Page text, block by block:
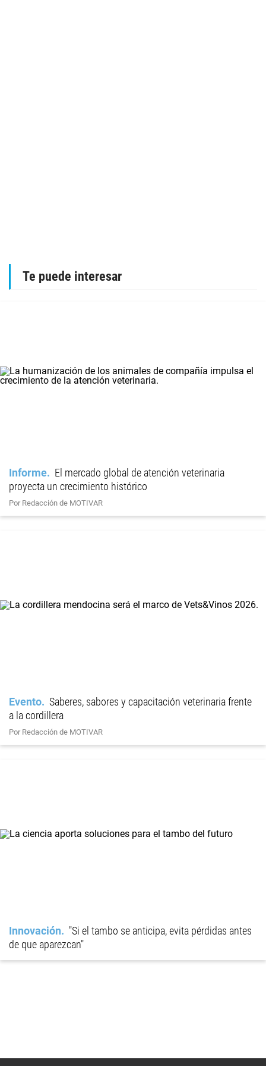
Te puede interesar
Informe
El mercado global de atención veterinaria
proyecta un crecimiento histórico
Por Redacción de MOTIVAR
Evento
Saberes, sabores y capacitación veterinaria frente
a la cordillera
Por Redacción de MOTIVAR
Innovación
"Si el tambo se anticipa, evita pérdidas antes
de que aparezcan"